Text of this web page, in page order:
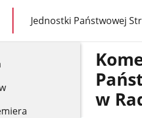
gov.pl
gov.pl
Jednostki Państwowej
gov.pl
Jednostki
Państwowej
w